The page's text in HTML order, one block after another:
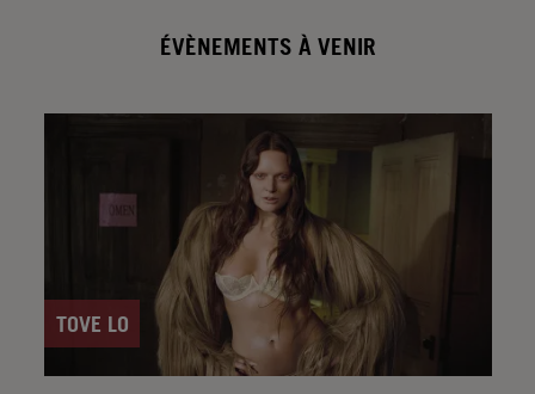
ÉVÈNEMENTS À VENIR
TOVE LO